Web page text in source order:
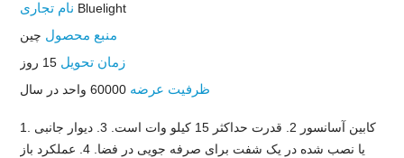
Bluelight
منبع محصول چين
زمان تحویل 15 روز
ظرفیت عرضه 60000 واحد در سال
1. کابین آسانسور 2. قدرت حداکثر 15 کیلو وات است. 3. دیوار جانبی
یا نصب شده در یک شفت برای صرفه جویی در فضا. 4. عملکرد باز